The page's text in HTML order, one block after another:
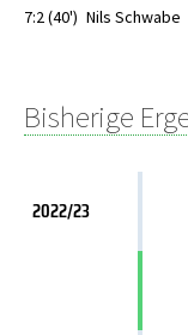
7:2 (40') Nils Schwabe
Bisherige
2022/23